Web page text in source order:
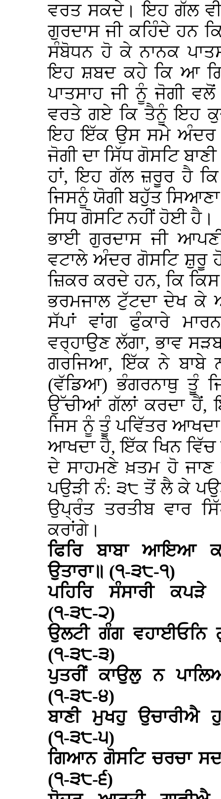
ਵਰਤ ਸਕਦੇ। ਇਹ ਗੱਲ
ਗੁਰਦਾਸ ਜੀ ਕਹਿੰਦੇ ਹਨ
ਸੰਬੋਧਨ ਹੋ ਕੇ ਨਾਨਕ
ਇਹ ਸ਼ਬਦ ਕਹੇ ਕਿ ਆ
ਪਾਤਸਾਹ ਜੀ ਨੂੰ ਜੋਗੀ
ਵਰਤੇ ਗਏ ਕਿ ਤੈਨੂੰ ਇਹ
ਇਹ ਇੱਕ ਉਸ ਸਮੇ ਅੰਦਰ
ਜੋਗੀ ਦਾ ਸਿੱਧ ਗੋਸਟਿ
ਹਾਂ, ਇਹ ਗੱਲ ਜ਼ਰੂਰ ਹੈ
ਜਿਸਨੂੰ ਯੋਗੀ ਬਹੁੱਤ
ਸਿਧ ਗੋਸਟਿ ਨਹੀਂ ਹੋਈ ਹੈ।
ਭਾਈ ਗੁਰਦਾਸ ਜੀ
ਵਟਾਲੇ ਅੰਦਰ ਗੋਸਟਿ ਸ਼ੁਰੂ
ਜ਼ਿਕਰ ਕਰਦੇ ਹਨ, ਕਿ
ਭਰਮਜਾਲ ਟੁੱਟਦਾ ਦੇਖ
ਸੱਪਾਂ ਵਾਂਗ ਫੁੰਕਾਰੇ
ਵਰ੍ਹਾਉਣ ਲੱਗਾ, ਭਾਵ
ਗਰਜਿਆ, ਇੱਕ ਨੇ ਬਾਬੇ
(ਵੱਡਿਆ) ਭੰਗਰਨਾਥੁ ਤੂੰ
ਉੱਚੀਆਂ ਗੱਲਾਂ ਕਰਦਾ ਹੈਂ,
ਜਿਸ ਨੂੰ ਤੂੰ ਪਵਿੱਤਰ
ਆਖਦਾ ਹੈ, ਇੱਕ ਖਿਨ ਵਿੱਚ
ਦੇ ਸਾਹਮਣੇ ਖ਼ਤਮ ਹੋ ਜਾਣ
ਪਉੜੀ ਨੰ: ੩੮ ਤੋਂ ਲੈ ਕੇ
ਉਪ੍ਰੰਤ ਤਰਤੀਬ ਵਾਰ
ਕਰਾਂਗੇ।
ਫਿਰਿ ਬਾਬਾ ਆਇਆ
ਉਤਾਰਾ॥ (੧-੩੮-੧)
ਪਹਿਰਿ ਸੰਸਾਰੀ
(੧-੩੮-੨)
ਉਲਟੀ ਗੰਗ ਵਹਾਈਓਨਿ
(੧-੩੮-੩)
ਪੁਤਰੀਂ ਕਾਉਲੁ ਨ
(੧-੩੮-੪)
ਬਾਣੀ ਮੁਖਹੁ ਉਚਾਰੀਐ
(੧-੩੮-੫)
ਗਿਆਨ ਗੋਸਟਿ ਚਰਚਾ
(੧-੩੮-੬)